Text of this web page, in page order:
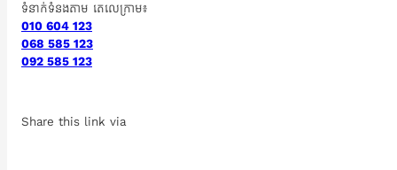
ទំនាក់ទំនងតាម តេលេក្រាម៖
010 604 123
068 585 123
092 585 123
Share this link via